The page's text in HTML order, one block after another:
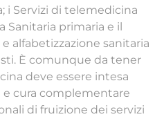
i Servizi di telemedicina
Sanitaria primaria e il
alfabetizzazione sanitaria
È comunque da tener
deve essere intesa
e cura complementare
di fruizione dei servizi